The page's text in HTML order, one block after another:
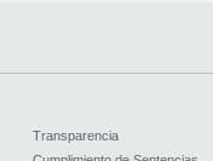
Transparencia